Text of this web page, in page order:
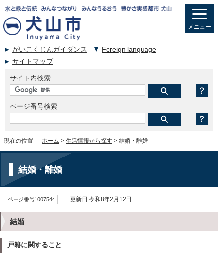
がいこくじんガイダンス
Foreign language
サイトマップ
サイト内検索
ページ番号検索
メニュー
現在の位置： ホーム > 生活情報から探す > 結婚・離婚
結婚・離婚
ページ番号1007544 更新日 令和8年2月12日
結婚
戸籍に関すること